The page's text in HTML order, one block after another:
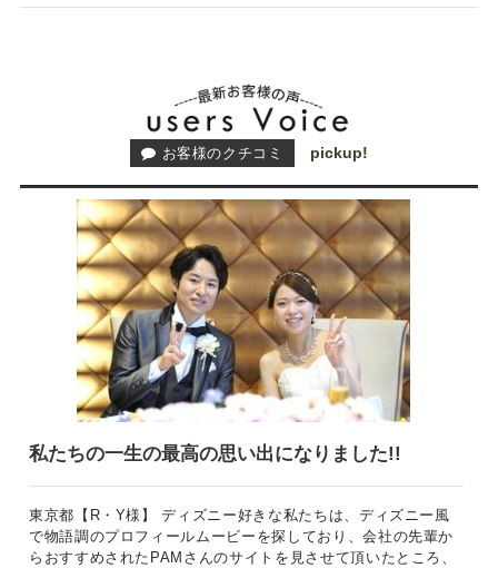
お客様のクチコミ pickup!
私たちの一生の最高の思い出になりました!!
東京都【R・Y様】 ディズニー好きな私たちは、ディズニー風
で物語調のプロフィールムービーを探しており、会社の先輩か
らおすすめされたPAMさんのサイトを見させて頂いたところ、